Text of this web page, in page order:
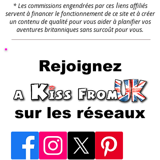
* Les commissions engendrées par cesliens affiliés
servent à financer le fonctionnement de ce site et à créer
un contenu de qualité pour vous aider à planifier vos
aventures britanniques sans surcoût pour vous.
Rejoignez
sur les réseaux